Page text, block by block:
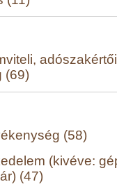
adószakértői
(69)
(58)
(kivéve:
(47)